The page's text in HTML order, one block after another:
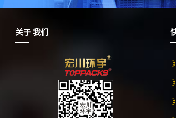
关于 我们